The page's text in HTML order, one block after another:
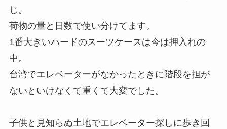
じ。
荷物の量と日数で使い分けてます。
1番大きいハードのスーツケースは今は押入れの
中。
台湾でエレベーターがなかったときに階段を担が
ないといけなくて重くて大変でした。
子供と見知らぬ土地でエレベーター探しに歩き回